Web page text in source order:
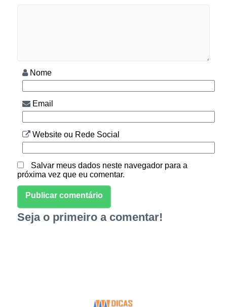
Nome
Email
Website ou Rede Social
Salvar meus dados neste navegador para a
próxima vez que eu comentar.
Seja o primeiro a comentar!